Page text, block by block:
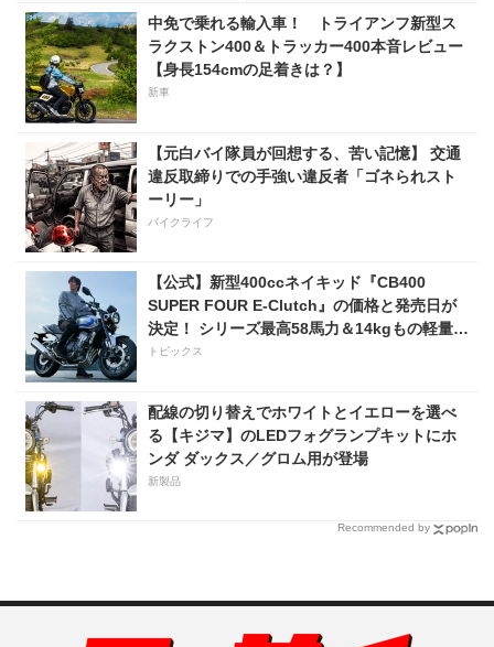
クスプローラーパークで実
施！
置きの98万100円！
中免で乗れる輸入車！ トライアンフ新型ス
ラクストン400＆トラッカー400本音レビュー
【身長154cmの足着きは？】
新車
【元白バイ隊員が回想する、苦い記憶】 交通
違反取締りでの手強い違反者「ゴネられスト
ーリー」
バイクライフ
【公式】新型400ccネイキッド『CB400
SUPER FOUR E-Clutch』の価格と発売日が
決定！ シリーズ最高58馬力＆14kgもの軽量
化!? 完全に「旧CB400SF」を超えた!?
トピックス
配線の切り替えでホワイトとイエローを選べ
る【キジマ】のLEDフォグランプキットにホ
ンダ ダックス／グロム用が登場
新製品
Recommended by